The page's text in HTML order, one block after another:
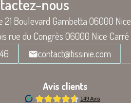
nous
21 Boulevard Gambetta06000
rue du Congrès06000 Nice Carré
contact@tissinie.com
Avis clients